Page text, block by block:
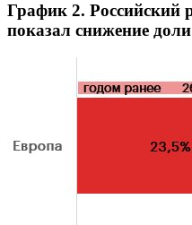
График 2. Российский
показал снижение